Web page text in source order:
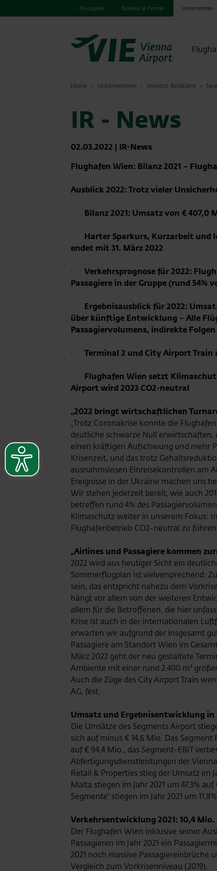
Passagiere Business & Partner Unternehmen
Home Unternehmen Investor Relations
IR - News
02.03.2022 | IR-News
Flughafen Wien: Bilanz 2021 –
Ausblick 2022: Trotz vieler
· Bilanz 2021: Umsatz von € 407,0
· Harter Sparkurs, Kurzarbeit und
endet mit 31. März 2022
· Verkehrsprognose für 2022:
Passagiere in der Gruppe (rund 54%
· Ergebnisausblick für 2022:
über künftige Entwicklung – Alle
Passagiervolumens, indirekte
· Terminal 2 und City Airport Train
· Flughafen Wien setzt
Airport wird 2023 CO2-neutral
„2022 bringt wirtschaftlichen
„Trotz Coronakrise konnte die
deutliche schwarze Null erwirtschaften,
einen kräftigen Aufschwung und mehr
Krisenzeit, und das trotz
ausnahmslosen Einreisekontrollen am
Ereignisse in der Ukraine machen uns
Wir stehen jederzeit bereit, wie auch
betreffen rund 4% des
Klimaschutz weiter in unserem Fokus:
Flughafenbetrieb CO2-neutral zu
„Airlines und Passagiere kommen
2022 wird aus heutiger Sicht ein
Sommerflugplan ist vielversprechend:
sein, das entspricht nahezu dem
hängt vor allem von der weiteren
allem für die Betroffenen, die hier
Krise ist auch in der internationalen
erwarten wir aufgrund der insgesamt
Passagiere am Standort Wien im
März 2022 geht der neu gestaltete
Ambiente mit einer rund 2.400 m²
Auch die Züge des City Airport Train
AG, fest.
Umsatz und Ergebnisentwicklung in
Die Umsätze des Segments Airport
sich auf minus € 14,6 Mio. Das
auf € 94,4 Mio., das Segment-EBIT
Abfertigungsdienstleistungen der
Retail & Properties stieg der Umsatz im
Malta stiegen im Jahr 2021 um 47,3%
Segmente“ stiegen im Jahr 2021 um
Verkehrsentwicklung 2021: 10,4
Der Flughafen Wien inklusive seiner
Passagieren im Jahr 2021 ein
2021 noch massive Passagiereinbrüche
Vergleich zum Vorkrisenniveau (2019).